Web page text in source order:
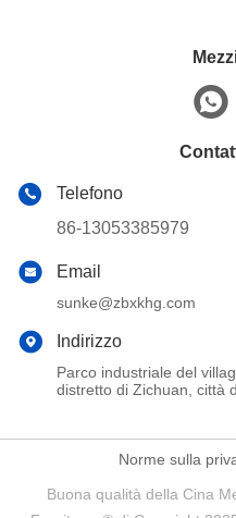
Telefono
86-13053385979
Email
sunke@zbxkhg.com
Indirizzo
Parco industriale del
distretto di Zichuan, città
Norme sulla
Buona qualità della Cina